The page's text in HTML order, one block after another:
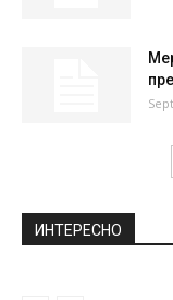
ИНТЕРЕСНО